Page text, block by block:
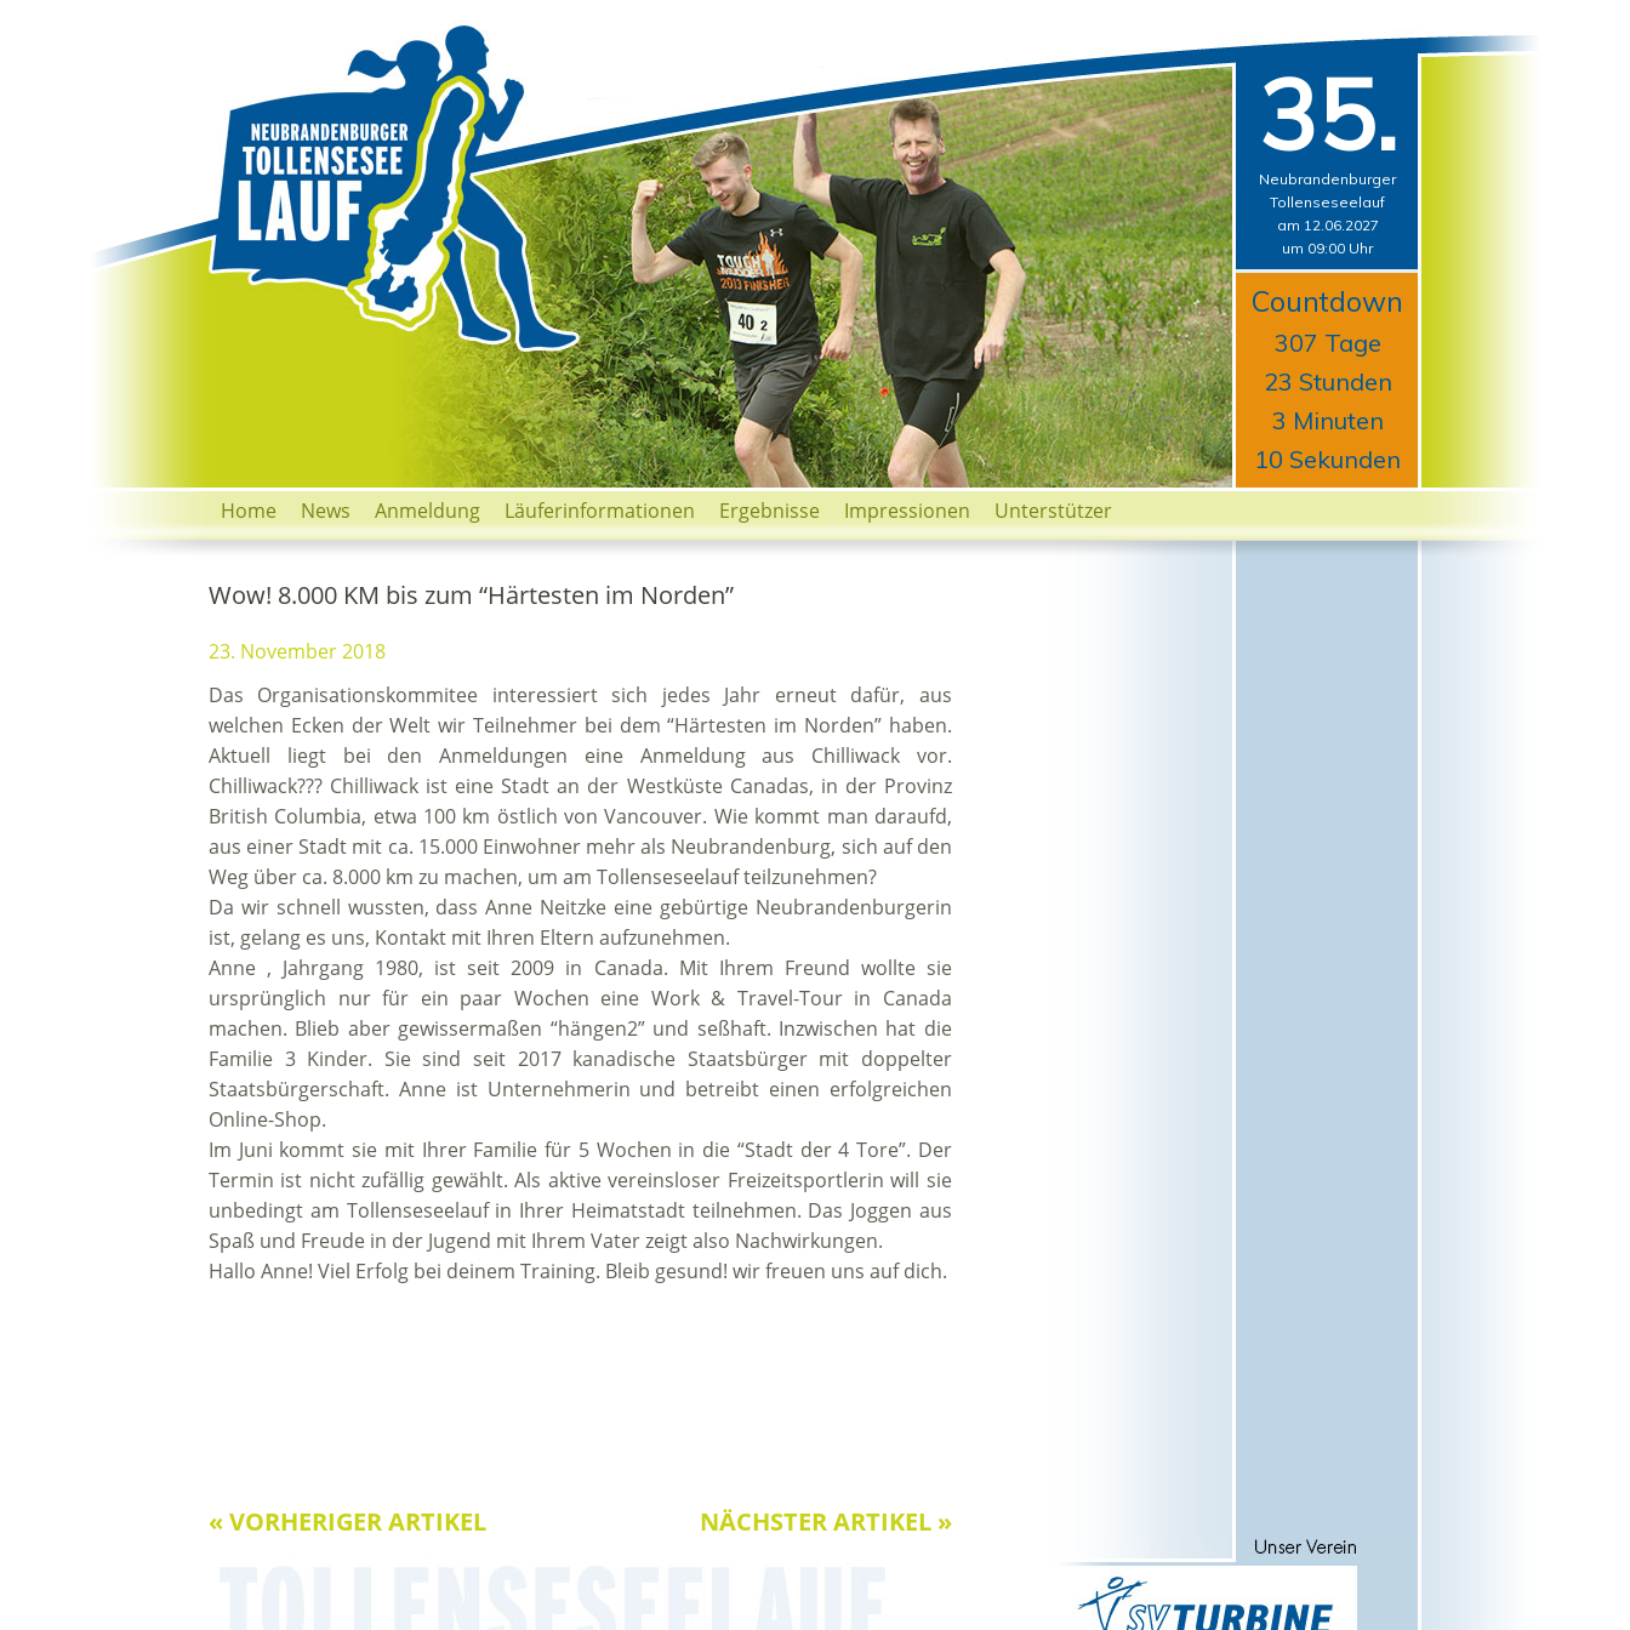
35.
Neubrandenburger
Tollenseseelauf
am 12.06.2027
um 09:00 Uhr
Countdown
307 Tage
23 Stunden
3 Minuten
9 Sekunden
Home News Anmeldung Läuferinformationen Ergebnisse Impressionen Unterstützer
Wow! 8.000 KM bis zum “Härtesten im Norden”
23. November 2018
Das Organisationskommitee interessiert sich jedes Jahr erneut dafür, aus
welchen Ecken der Welt wir Teilnehmer bei dem “Härtesten im Norden” haben.
Aktuell liegt bei den Anmeldungen eine Anmeldung aus Chilliwack vor.
Chilliwack??? Chilliwack ist eine Stadt an der Westküste Canadas, in der Provinz
British Columbia, etwa 100 km östlich von Vancouver. Wie kommt man daraufd,
aus einer Stadt mit ca. 15.000 Einwohner mehr als Neubrandenburg, sich auf den
Weg über ca. 8.000 km zu machen, um am Tollenseseelauf teilzunehmen?
Da wir schnell wussten, dass Anne Neitzke eine gebürtige Neubrandenburgerin
ist, gelang es uns, Kontakt mit Ihren Eltern aufzunehmen.
Anne , Jahrgang 1980, ist seit 2009 in Canada. Mit Ihrem Freund wollte sie
ursprünglich nur für ein paar Wochen eine Work & Travel-Tour in Canada
machen. Blieb aber gewissermaßen “hängen2” und seßhaft. Inzwischen hat die
Familie 3 Kinder. Sie sind seit 2017 kanadische Staatsbürger mit doppelter
Staatsbürgerschaft. Anne ist Unternehmerin und betreibt einen erfolgreichen
Online-Shop.
Im Juni kommt sie mit Ihrer Familie für 5 Wochen in die “Stadt der 4 Tore”. Der
Termin ist nicht zufällig gewählt. Als aktive vereinsloser Freizeitsportlerin will sie
unbedingt am Tollenseseelauf in Ihrer Heimatstadt teilnehmen. Das Joggen aus
Spaß und Freude in der Jugend mit Ihrem Vater zeigt also Nachwirkungen.
Hallo Anne! Viel Erfolg bei deinem Training. Bleib gesund! wir freuen uns auf dich.
NÄCHSTER ARTIKEL »
« VORHERIGER ARTIKEL